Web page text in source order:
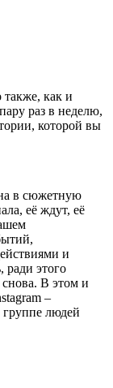
также, как и
раз в неделю,
которой вы
в сюжетную
её ждут, её
и
ради этого
снова. В этом и
–
группе людей